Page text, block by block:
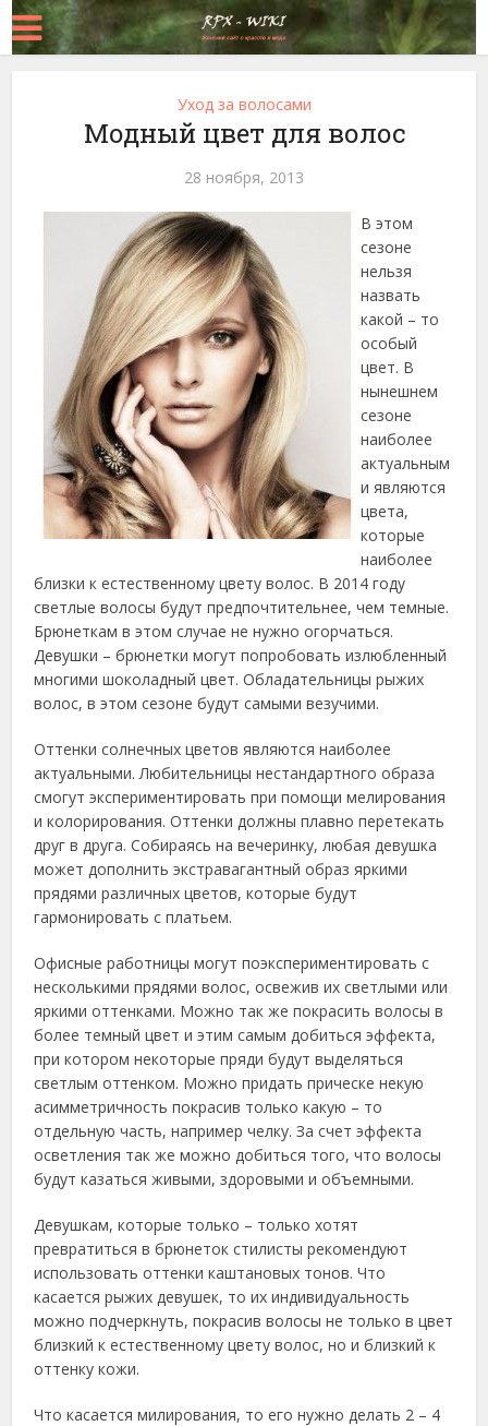
Уход за волосами
Модный цвет для волос
28 ноября, 2013
В этом
сезоне
нельзя
назвать
какой – то
особый
цвет. В
нынешнем
сезоне
наиболее
актуальным
и являются
цвета,
которые
наиболее
близки кестественному цвету волос. В 2014 году
светлые волосы будут предпочтительнее, чем темные.
Брюнеткам в этом случае не нужно огорчаться.
Девушки – брюнетки могут попробовать излюбленный
многими шоколадный цвет. Обладательницы рыжих
волос, в этом сезоне будут самыми везучими.
Оттенки солнечных цветов являются наиболее
актуальными. Любительницы нестандартного образа
смогут экспериментировать при помощи мелирования
и колорирования. Оттенки должны плавно перетекать
друг в друга. Собираясь на вечеринку, любая девушка
может дополнить экстравагантный образ яркими
прядями различных цветов, которые будут
гармонировать с платьем.
Офисные работницы могут поэкспериментировать с
несколькими прядями волос, освежив их светлыми или
яркими оттенками. Можно так же покрасить волосы в
более темный цвет и этим самым добиться эффекта,
при котором некоторые пряди будут выделяться
светлым оттенком. Можно придать прическе некую
асимметричность покрасив только какую – то
отдельную часть, например челку. За счет эффекта
осветления так же можно добиться того, что волосы
будут казаться живыми, здоровыми и объемными.
Девушкам, которые только – только хотят
превратиться в брюнеток стилисты рекомендуют
использовать оттенки каштановых тонов. Что
касается рыжих девушек, то их индивидуальность
можно подчеркнуть, покрасив волосы не только в цвет
близкий к естественному цвету волос, но и близкий к
оттенку кожи.
Что касается милирования, то его нужно делать 2 – 4